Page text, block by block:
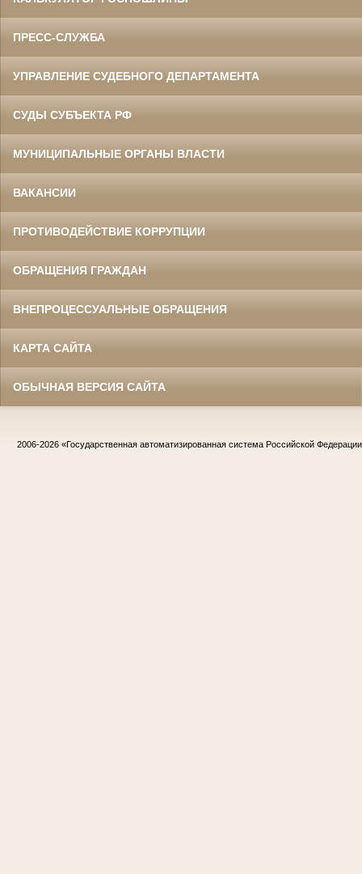
ПРЕСС-СЛУЖБА
УПРАВЛЕНИЕ СУДЕБНОГО ДЕПАРТАМЕНТА
СУДЫ СУБЪЕКТА РФ
МУНИЦИПАЛЬНЫЕ ОРГАНЫ ВЛАСТИ
ВАКАНСИИ
ПРОТИВОДЕЙСТВИЕ КОРРУПЦИИ
ОБРАЩЕНИЯ ГРАЖДАН
ВНЕПРОЦЕССУАЛЬНЫЕ ОБРАЩЕНИЯ
КАРТА САЙТА
ОБЫЧНАЯ ВЕРСИЯ САЙТА
2006-2026 «Государственная автоматизированная система Российской